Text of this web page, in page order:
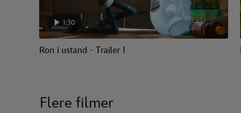
1:30
Ron i ustand - Trailer 1
Flere filmer